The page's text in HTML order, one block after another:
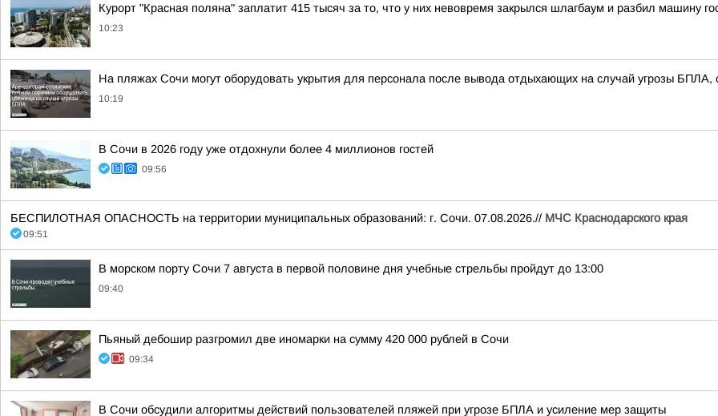
Курорт "Красная поляна" заплатит 415 тысяч за то, что у них невовремя закрылся шлагбаум и разбил машину
10:23
На пляжах Сочи могут оборудовать укрытия для персонала после вывода отдыхающих на случай угрозы БПЛА,
10:19
В Сочи в 2026 году уже отдохнули более 4 миллионов гостей
09:56
БЕСПИЛОТНАЯ ОПАСНОСТЬ на территории муниципальных образований: г. Сочи. 07.08.2026.// МЧС Краснодарского края
09:51
В морском порту Сочи 7 августа в первой половине дня учебные стрельбы пройдут до 13:00
09:40
Пьяный дебошир разгромил две иномарки на сумму 420 000 рублей в Сочи
09:34
В Сочи обсудили алгоритмы действий пользователей пляжей при угрозе БПЛА и усиление мер защиты